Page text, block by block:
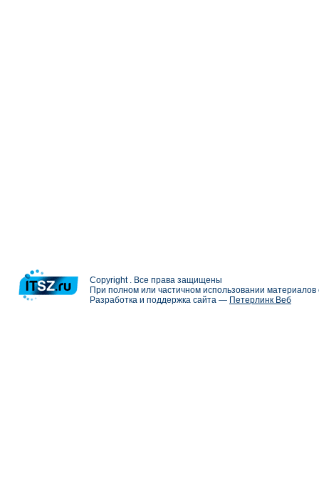
Copyright . Все права защищены
При полном или частичном использовании
Разработка и поддержка сайта — Петерлинк Веб